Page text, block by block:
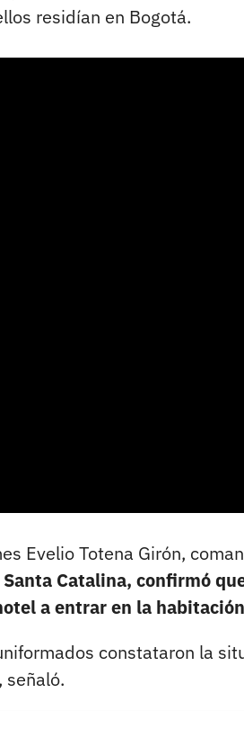
residían en Bogotá.
Evelio Totena Girón,
Catalina, confirmó
a entrar en la
constataron la
señaló.